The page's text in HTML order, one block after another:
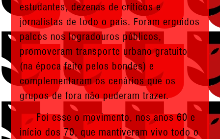
estudantes, dezenas de críticos e
jornalistas de todo o país. Foram erguidos
palcos nos logradouros públicos,
promoveram transporte urbano gratuito
(na época feito pelos bondes) e
complementaram os cenários que os
grupos de fora não puderam trazer.
Foi esse o movimento, nos anos 60 e
início dos 70, que mantiveram vivo todo o